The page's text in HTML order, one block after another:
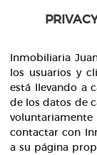
Inmobiliaria
los usuarios y
está llevando a
de los datos de
contactar con
a su página